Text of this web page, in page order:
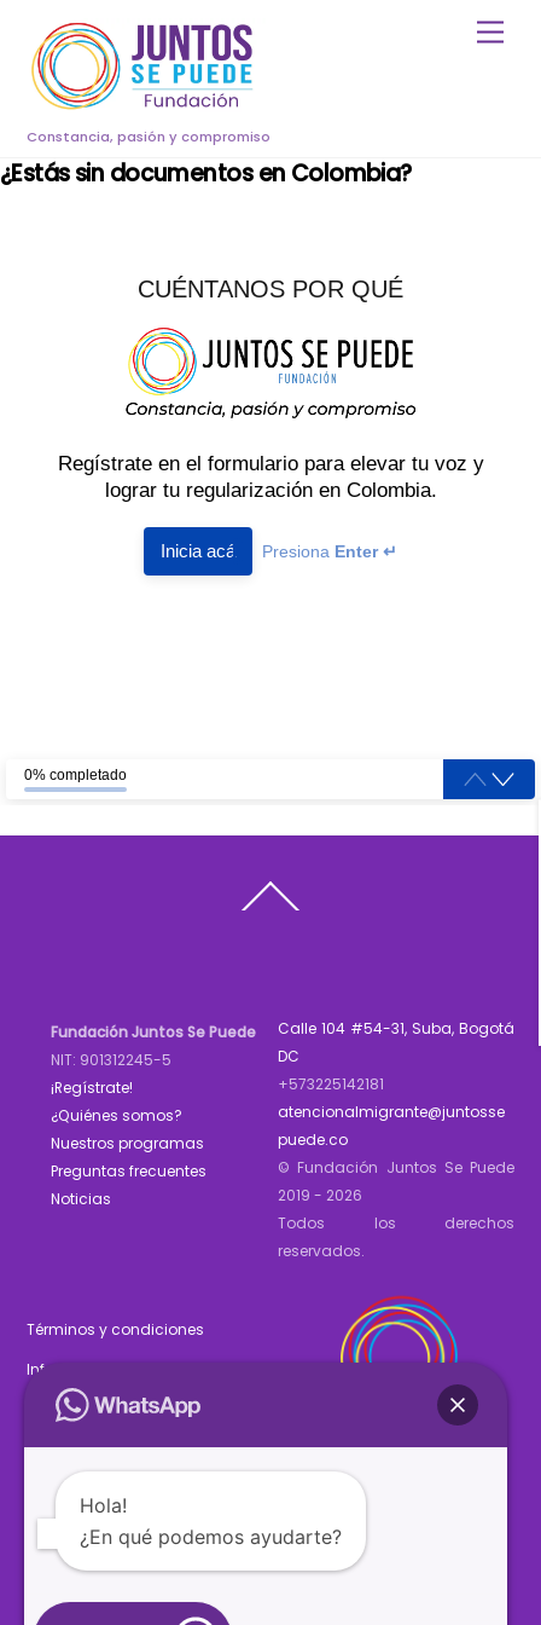
content
Constancia, pasión y compromiso
¿Estás sin documentos en Colombia?
To
Fundación Juntos Se Puede
NIT: 901312245-5
¡Regístrate!
¿Quiénes somos?
Nuestros programas
Preguntas frecuentes
Noticias
Calle 104 #54-31, Suba, Bogotá
DC
+573225142181
atencionalmigrante@juntosse
puede.co
© Fundación Juntos Se Puede
2019 - 2026
Todos los derechos
reservados.
Términos y condiciones
Informe de gestión 2025
Estados financieros 2025
SÍGUENOS
Hola!
¿En qué podemos ayudarte?